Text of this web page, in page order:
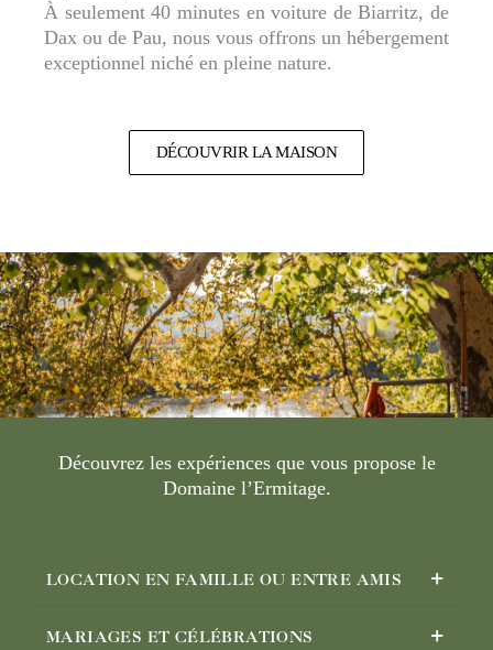
À seulement 40 minutes en voiture de Biarritz, de
Dax ou de Pau, nous vous offrons un hébergement
exceptionnel niché en pleine nature.
DÉCOUVRIR LA MAISON
Découvrez les expériences que vous propose le
Domaine l’Ermitage.
LOCATION EN FAMILLE OU ENTRE AMIS
MARIAGES ET CÉLÉBRATIONS